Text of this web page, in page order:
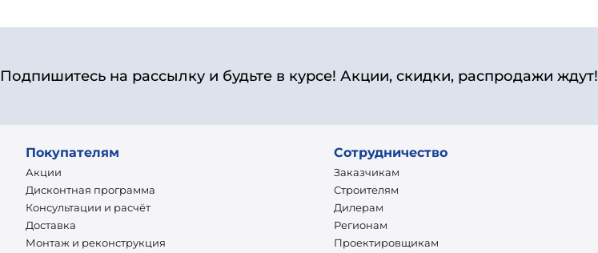
Подпишитесь на рассылку и будьте в курсе! Акции, скидки, распродажи ждут!
Покупателям
Акции
Дисконтная программа
Консультации и расчёт
Доставка
Монтаж и реконструкция
Сотрудничество
Заказчикам
Строителям
Дилерам
Регионам
Проектировщикам